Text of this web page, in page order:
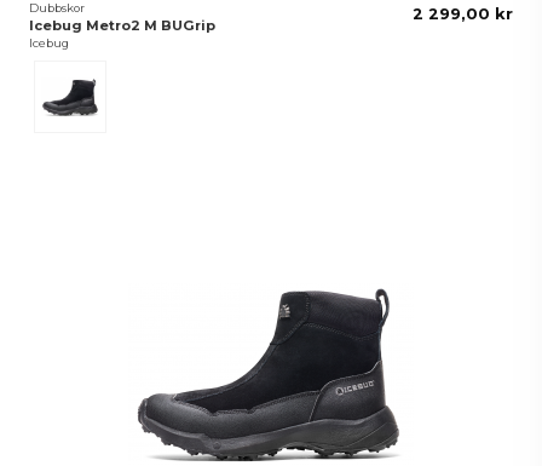
Dubbskor
Icebug Metro2 M BUGrip
Icebug
2 299,00 kr